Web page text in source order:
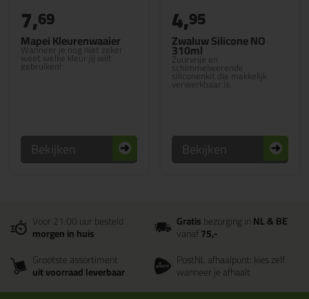
Mapei Kleurenwaaier
Wanneer je nog niet zeker
weet welke kleur jij wilt
gebruiken!
7,69
Bekijken
Zwaluw Silicone NO
310ml
Zuurvrije en
schimmelwerende
siliconenkit die makkelijk
verwerkbaar is.
4,95
Bekijken
Voor 21:00 uur besteld
morgen in huis
Gratisbezorging inNL & BE
vanaf75,-
Grootste assortiment
uit voorraad leverbaar
PostNL afhaalpunt: kies zelf
wanneer je afhaalt